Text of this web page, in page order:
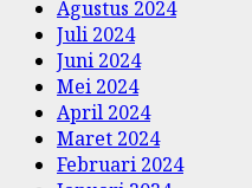
Agustus 2024
Juli 2024
Juni 2024
Mei 2024
April 2024
Maret 2024
Februari 2024